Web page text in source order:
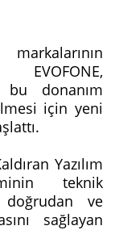
bu donanım
için yeni
Yazılım
teknik
doğrudan ve
sağlayan